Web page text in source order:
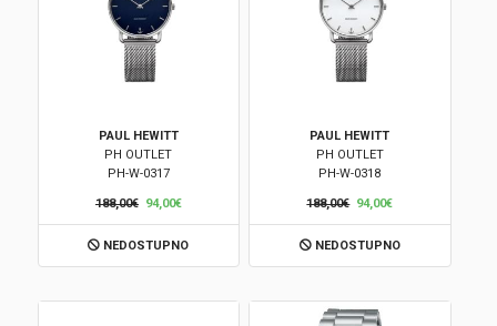
Loyalty Club
Brendovi
Swiss🇨🇭
Satovi
PAUL HEWITT
PH OUTLET
PH-W-0317
188,00€ 94,00€
NEDOSTUPNO
PAUL HEWITT
PH OUTLET
PH-W-0318
188,00€ 94,00€
NEDOSTUPNO